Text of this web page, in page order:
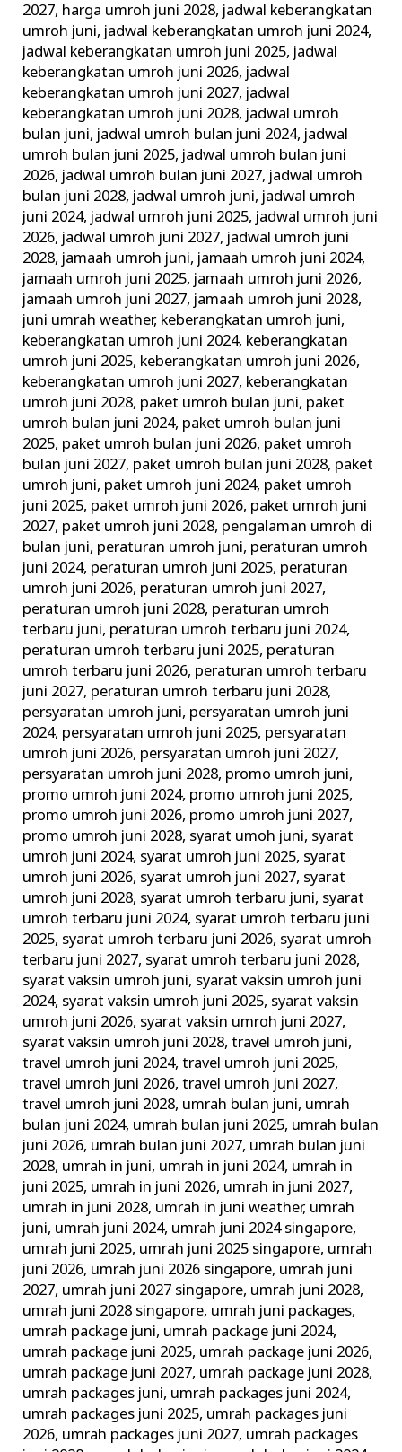
2027, harga umroh juni 2028, jadwal keberangkatan
umroh juni, jadwal keberangkatan umroh juni 2024,
jadwal keberangkatan umroh juni 2025, jadwal
keberangkatan umroh juni 2026, jadwal
keberangkatan umroh juni 2027, jadwal
keberangkatan umroh juni 2028, jadwal umroh
bulan juni, jadwal umroh bulan juni 2024, jadwal
umroh bulan juni 2025, jadwal umroh bulan juni
2026, jadwal umroh bulan juni 2027, jadwal umroh
bulan juni 2028, jadwal umroh juni, jadwal umroh
juni 2024, jadwal umroh juni 2025, jadwal umroh juni
2026, jadwal umroh juni 2027, jadwal umroh juni
2028, jamaah umroh juni, jamaah umroh juni 2024,
jamaah umroh juni 2025, jamaah umroh juni 2026,
jamaah umroh juni 2027, jamaah umroh juni 2028,
juni umrah weather, keberangkatan umroh juni,
keberangkatan umroh juni 2024, keberangkatan
umroh juni 2025, keberangkatan umroh juni 2026,
keberangkatan umroh juni 2027, keberangkatan
umroh juni 2028, paket umroh bulan juni, paket
umroh bulan juni 2024, paket umroh bulan juni
2025, paket umroh bulan juni 2026, paket umroh
bulan juni 2027, paket umroh bulan juni 2028, paket
umroh juni, paket umroh juni 2024, paket umroh
juni 2025, paket umroh juni 2026, paket umroh juni
2027, paket umroh juni 2028, pengalaman umroh di
bulan juni, peraturan umroh juni, peraturan umroh
juni 2024, peraturan umroh juni 2025, peraturan
umroh juni 2026, peraturan umroh juni 2027,
peraturan umroh juni 2028, peraturan umroh
terbaru juni, peraturan umroh terbaru juni 2024,
peraturan umroh terbaru juni 2025, peraturan
umroh terbaru juni 2026, peraturan umroh terbaru
juni 2027, peraturan umroh terbaru juni 2028,
persyaratan umroh juni, persyaratan umroh juni
2024, persyaratan umroh juni 2025, persyaratan
umroh juni 2026, persyaratan umroh juni 2027,
persyaratan umroh juni 2028, promo umroh juni,
promo umroh juni 2024, promo umroh juni 2025,
promo umroh juni 2026, promo umroh juni 2027,
promo umroh juni 2028, syarat umoh juni, syarat
umroh juni 2024, syarat umroh juni 2025, syarat
umroh juni 2026, syarat umroh juni 2027, syarat
umroh juni 2028, syarat umroh terbaru juni, syarat
umroh terbaru juni 2024, syarat umroh terbaru juni
2025, syarat umroh terbaru juni 2026, syarat umroh
terbaru juni 2027, syarat umroh terbaru juni 2028,
syarat vaksin umroh juni, syarat vaksin umroh juni
2024, syarat vaksin umroh juni 2025, syarat vaksin
umroh juni 2026, syarat vaksin umroh juni 2027,
syarat vaksin umroh juni 2028,travel umroh juni,
travel umroh juni 2024,travel umroh juni 2025,
travel umroh juni 2026,travel umroh juni 2027,
travel umroh juni 2028, umrah bulan juni, umrah
bulan juni 2024, umrah bulan juni 2025, umrah bulan
juni 2026, umrah bulan juni 2027, umrah bulan juni
2028, umrah in juni, umrah in juni 2024, umrah in
juni 2025, umrah in juni 2026, umrah in juni 2027,
umrah in juni 2028, umrah in juni weather, umrah
juni, umrah juni 2024, umrah juni 2024 singapore,
umrah juni 2025, umrah juni 2025 singapore, umrah
juni 2026, umrah juni 2026 singapore, umrah juni
2027, umrah juni 2027 singapore, umrah juni 2028,
umrah juni 2028 singapore, umrah juni packages,
umrah package juni, umrah package juni 2024,
umrah package juni 2025, umrah package juni 2026,
umrah package juni 2027, umrah package juni 2028,
umrah packages juni, umrah packages juni 2024,
umrah packages juni 2025, umrah packages juni
2026, umrah packages juni 2027, umrah packages